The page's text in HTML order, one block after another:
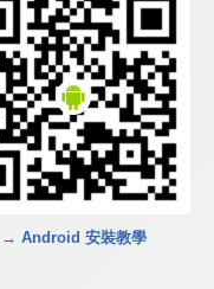
→ Android 安裝教學